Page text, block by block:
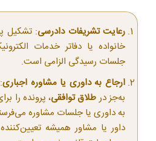
رعایت تشریفات دادرسی: تشکیل
خانواده یا دفاتر خدمات
جلسات رسیدگی الزامی است.
ارجاع به داوری یا مشاوره اجباری
به‌جز درطلاق توافقی، پرونده را
به داوری یا جلسات مشاوره
داور یا مشاور همیشه